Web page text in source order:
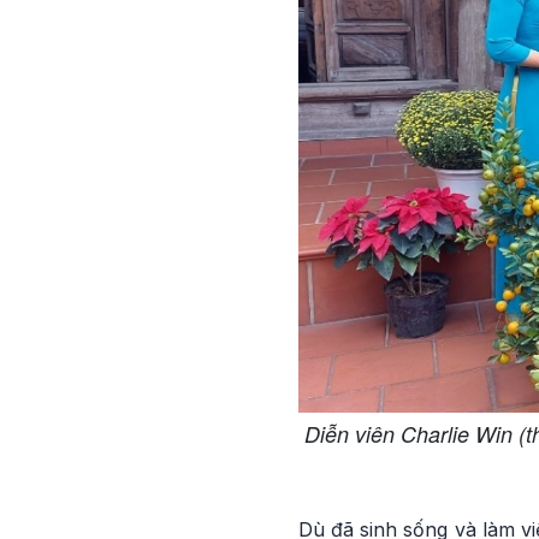
Diễn viên Charlie Win
Dù đã sinh sống và làm